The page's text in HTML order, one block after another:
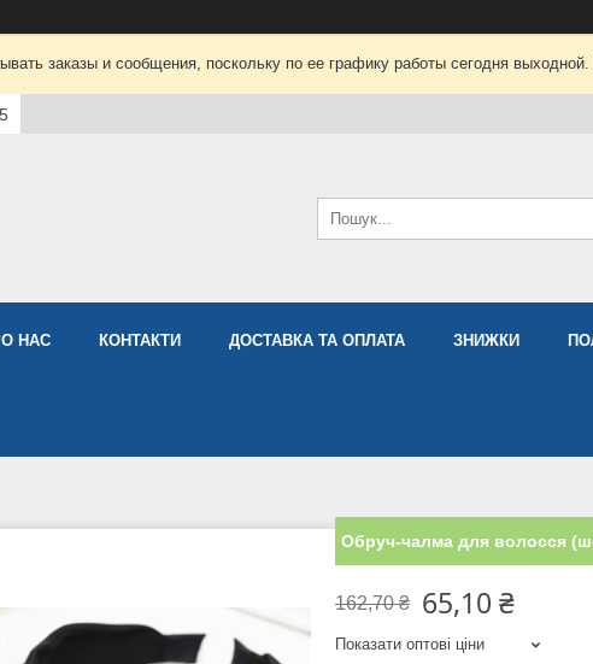
заказы и сообщения, поскольку по ее графику работы сегодня
НАС КОНТАКТИ ДОСТАВКА ТА ОПЛАТА ЗНИЖКИ
Обруч-чалма для волосся
162,70 ₴ 65,10 ₴
Показати оптові ціни